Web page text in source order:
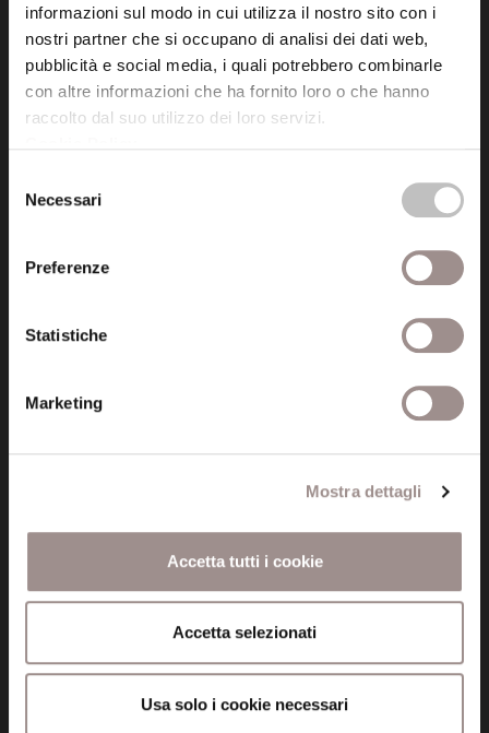
informazioni sul modo in cui utilizza il nostro sito con i
nostri partner che si occupano di analisi dei dati web,
pubblicità e social media, i quali potrebbero combinarle
con altre informazioni che ha fornito loro o che hanno
raccolto dal suo utilizzo dei loro servizi.
delNecessari
Preferenze
Statistiche
Marketing
Mostra dettagli
Accetta tutti i cookie
Accetta selezionati
Usa solo i cookie necessari
Fondazione Collegio San Carlo
fondazionecollegiosancarlo@legalmail.it
Informazioni
Amministrazione trasparente